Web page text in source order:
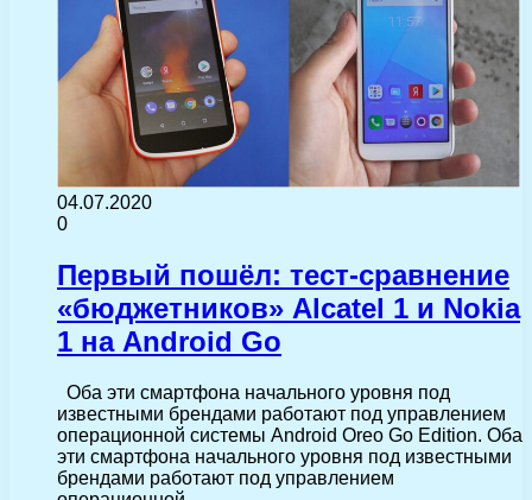
04.07.2020
0
Первый пошёл: тест-сравнение
«бюджетников» Alcatel 1 и Nokia
1 на Android Go
Оба эти смартфона начального уровня под
известными брендами работают под управлением
операционной системы Android Oreo Go Edition. Оба
эти смартфона начального уровня под известными
брендами работают под управлением